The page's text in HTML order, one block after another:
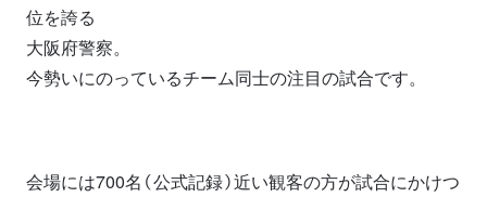
位を誇る
大阪府警察。
今勢いにのっているチーム同士の注目の試合です。
会場には700名（公式記録）近い観客の方が試合にかけつ